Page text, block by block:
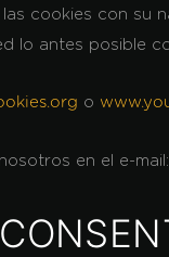
cookies con su
lo antes posible
o
en el e-